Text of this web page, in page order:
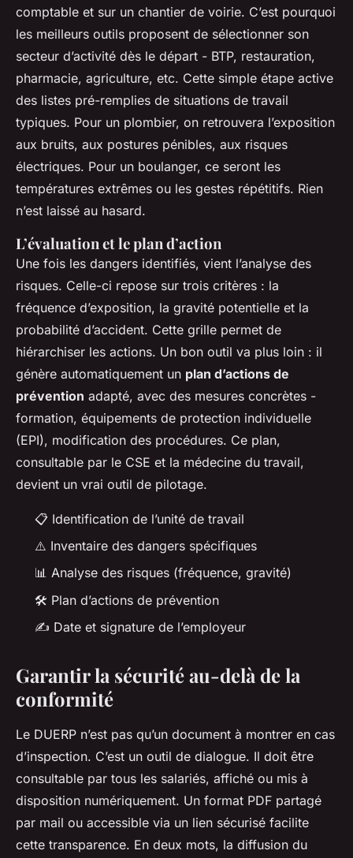
comptable et sur un chantier de voirie. C’est pourquoi
les meilleurs outils proposent de sélectionner son
secteur d’activité dès le départ - BTP, restauration,
pharmacie, agriculture, etc. Cette simple étape active
des listes pré-remplies de situations de travail
typiques. Pour un plombier, on retrouvera l’exposition
aux bruits, aux postures pénibles, aux risques
électriques. Pour un boulanger, ce seront les
températures extrêmes ou les gestes répétitifs. Rien
n’est laissé au hasard.
L’évaluation et le plan d’action
Une fois les dangers identifiés, vient l’analyse des
risques. Celle-ci repose sur trois critères : la
fréquence d’exposition, la gravité potentielle et la
probabilité d’accident. Cette grille permet de
hiérarchiser les actions. Un bon outil va plus loin : il
génère automatiquement un plan d’actions de
prévention adapté, avec des mesures concrètes -
formation, équipements de protection individuelle
(EPI), modification des procédures. Ce plan,
consultable par le CSE et la médecine du travail,
devient un vrai outil de pilotage.
📋 Identification de l’unité de travail
⚠️ Inventaire des dangers spécifiques
📊 Analyse des risques (fréquence, gravité)
🛠️ Plan d’actions de prévention
✍️ Date et signature de l’employeur
Garantir la sécurité au-delà de la
conformité
Le DUERP n’est pas qu’un document à montrer en cas
d’inspection. C’est un outil de dialogue. Il doit être
consultable par tous les salariés, affiché ou mis à
disposition numériquement. Un format PDF partagé
par mail ou accessible via un lien sécurisé facilite
cette transparence. En deux mots, la diffusion du